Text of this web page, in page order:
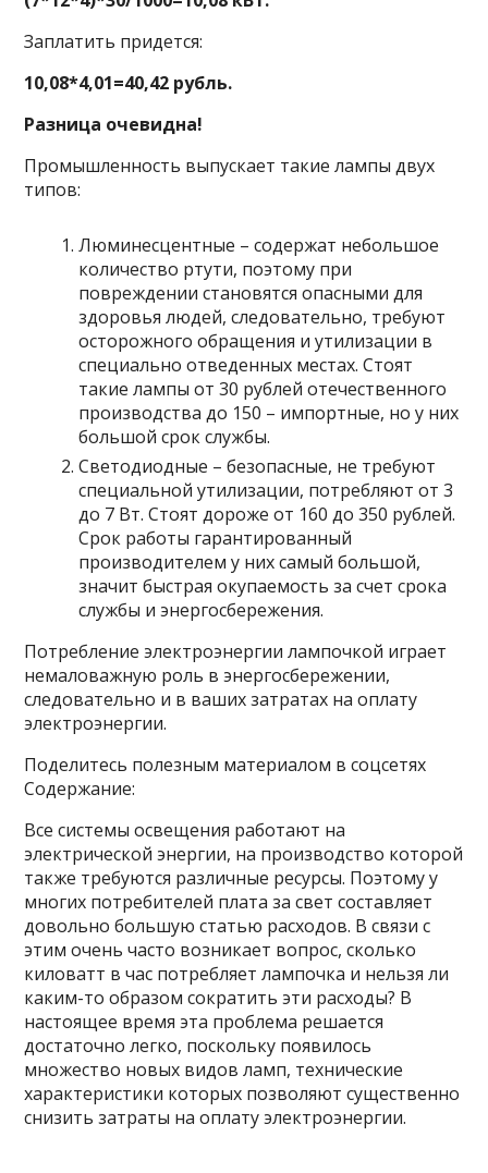
Заплатить придется:
10,08*4,01=40,42 рубль.
Разница очевидна!
Промышленность выпускает такие лампы двух
типов:
Люминесцентные – содержат небольшое
количество ртути, поэтому при
повреждении становятся опасными для
здоровья людей, следовательно, требуют
осторожного обращения и утилизации в
специально отведенных местах. Стоят
такие лампы от 30 рублей отечественного
производства до 150 – импортные, но у них
большой срок службы.
Светодиодные – безопасные, не требуют
специальной утилизации, потребляют от 3
до 7 Вт. Стоят дороже от 160 до 350 рублей.
Срок работы гарантированный
производителем у них самый большой,
значит быстрая окупаемость за счет срока
службы и энергосбережения.
Потребление электроэнергии лампочкой играет
немаловажную роль в энергосбережении,
следовательно и в ваших затратах на оплату
электроэнергии.
Поделитесь полезным материалом в соцсетях
Содержание:
Все системы освещения работают на
электрической энергии, на производство которой
также требуются различные ресурсы. Поэтому у
многих потребителей плата за свет составляет
довольно большую статью расходов. В связи с
этим очень часто возникает вопрос, сколько
киловатт в час потребляет лампочка и нельзя ли
каким-то образом сократить эти расходы? В
настоящее время эта проблема решается
достаточно легко, поскольку появилось
множество новых видов ламп, технические
характеристики которых позволяют существенно
снизить затраты на оплату электроэнергии.